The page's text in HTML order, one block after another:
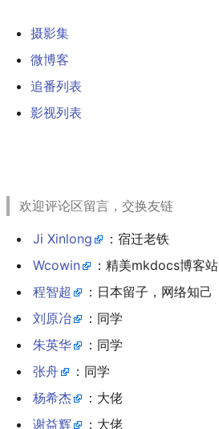
摄影集
微博客
追番列表
影视列表
欢迎评论区留言，交换友链
Ji Xinlong
：宿迁老铁
Wcowin
：精美mkdocs博客站
程智超
：日本留子，网络知己
刘原冶
：同学
朱英华
：同学
张舟
：同学
杨希杰
：大佬
谢益辉
：大佬